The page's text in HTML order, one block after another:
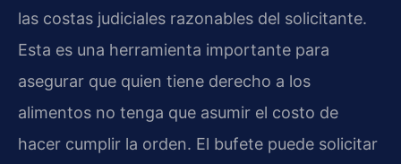
las costas judiciales razonables del solicitante.
Esta es una herramienta importante para
asegurar que quien tiene derecho a los
alimentos no tenga que asumir el costo de
hacer cumplir la orden. El bufete puede solicitar